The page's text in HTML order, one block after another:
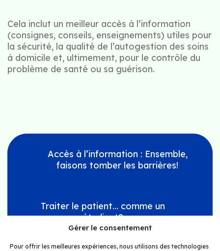
Gérer le consentement
Pour offrir les meilleures expériences, nous utilisons des technologies
Cela inclut un meilleur accès à l’information
(consignes, conseils, enseignements) utiles pour
la sécurité, la qualité de l’autogestion des soins
à domicile et, ultimement, pour le contrôle du
problème de santé ou sa guérison.
Accès à l’information : Ensemble,
faisons tomber les barrières!
Traiter le patient… comme un
étudiant?